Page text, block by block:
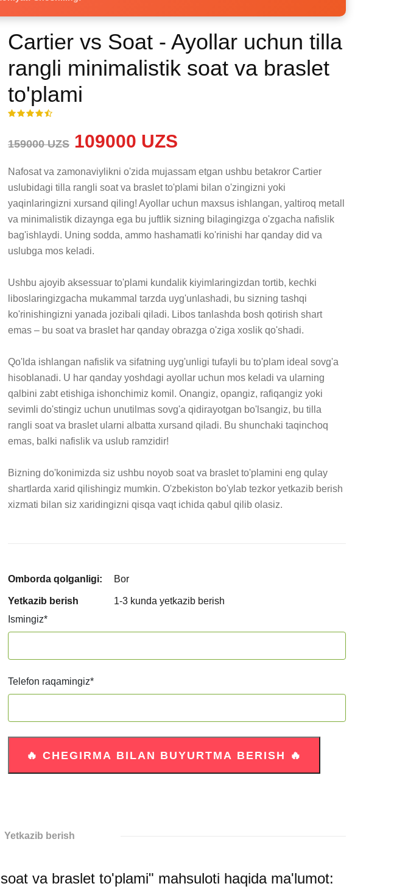
Cartier vs Soat - Ayollar uchun tilla
rangli minimalistik soat va braslet
to'plami
159000 UZS 109000 UZS
Nafosat va zamonaviylikni o'zida mujassam etgan ushbu betakror Cartier
uslubidagi tilla rangli soat va braslet to'plami bilan o'zingizni yoki
yaqinlaringizni xursand qiling! Ayollar uchun maxsus ishlangan, yaltiroq metall
va minimalistik dizaynga ega bu juftlik sizning bilagingizga o'zgacha nafislik
bag'ishlaydi. Uning sodda, ammo hashamatli ko'rinishi har qanday did va
uslubga mos keladi.
Ushbu ajoyib aksessuar to'plami kundalik kiyimlaringizdan tortib, kechki
liboslaringizgacha mukammal tarzda uyg'unlashadi, bu sizning tashqi
ko'rinishingizni yanada jozibali qiladi. Libos tanlashda bosh qotirish shart
emas – bu soat va braslet har qanday obrazga o'ziga xoslik qo'shadi.
Qo'lda ishlangan nafislik va sifatning uyg'unligi tufayli bu to'plam ideal sovg'a
hisoblanadi. U har qanday yoshdagi ayollar uchun mos keladi va ularning
qalbini zabt etishiga ishonchimiz komil. Onangiz, opangiz, rafiqangiz yoki
sevimli do'stingiz uchun unutilmas sovg'a qidirayotgan bo'lsangiz, bu tilla
rangli soat va braslet ularni albatta xursand qiladi. Bu shunchaki taqinchoq
emas, balki nafislik va uslub ramzidir!
Bizning do'konimizda siz ushbu noyob soat va braslet to'plamini eng qulay
shartlarda xarid qilishingiz mumkin. O'zbekiston bo'ylab tezkor yetkazib berish
xizmati bilan siz xaridingizni qisqa vaqt ichida qabul qilib olasiz.
Omborda qolganligi: Bor
Yetkazib berish
1-3 kunda yetkazib berish
Ismingiz*
Telefon raqamingiz*
Yetkazib berish
va braslet to'plami" mahsuloti haqida ma'lumot: